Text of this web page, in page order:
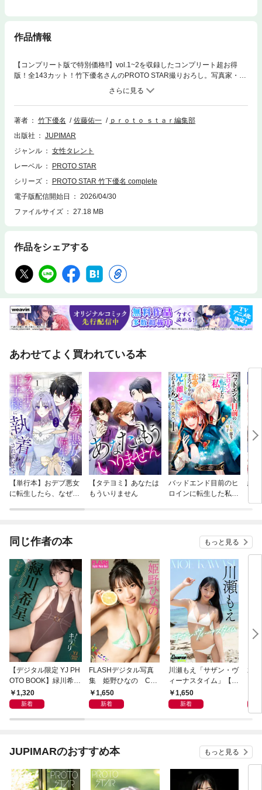
作品情報
【コンプリート版で特別価格!!】vol.1~2を収録したコンプリート超お得
版！全143カット！竹下優名さんのPROTO STAR撮りおろし。写真家・佐
藤佑一氏による撮影。Seventeen専属モデルとして活躍中の竹下優名さ
ん。海辺の町でのロケ。ふとした瞬間にみせる静かな眼差しが彼女の無限
の可能性を感じさせてくれます。映画やドラマにも活躍の場を広げていて
役者としても今後が楽しみです。『PROTO STAR』 これからの活躍が大
著者 竹下優名 佐藤佑一
ｐｒｏｔｏ ｓｔａｒ編集部
出版社
JUPIMAR
ジャンル
女性タレント
レーベル
PROTO STAR
シリーズ
PROTO STAR 竹下優名 complete
電子版配信開始日
2026/04/30
ファイルサイズ
27.18 MB
作品をシェアする
あわせてよく買われている本
【単行本】おデブ悪女
に転生したら、なぜか
【タテヨミ】あなたは
もういりません
バッドエンド目前のヒ
ロインに転生した私、
結
同じ作者の本 もっと見る
【デジタル限定 YJ PH
OTO BOOK】緑川希星
写真集「きらら、キラ
リ」
1,320
新着
FLASHデジタル写真
集 姫野ひなの Colo
rful Summer
1,650
新着
川瀬もえ「サザン・ヴ
ィーナスタイム」【ヤ
ングチャンピオンデジ
グラ】
1,650
新着
水
材
ue
JUPIMARのおすすめ本 もっと見る